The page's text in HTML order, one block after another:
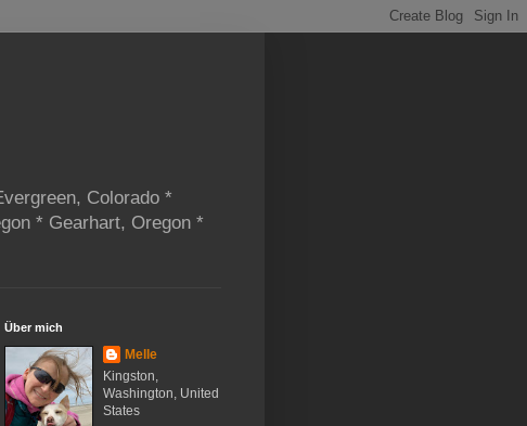
Colorado *
* Gearhart, Oregon *
Über mich
Melle
Kingston,
Washington, United
States